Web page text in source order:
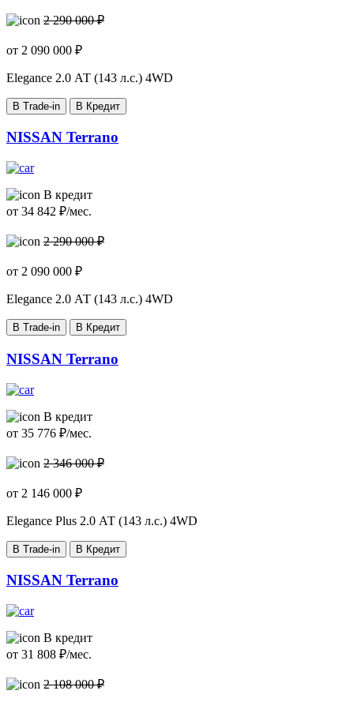
2 290 000 ₽
от 2 090 000 ₽
Elegance 2.0 АТ (143 л.с.) 4WD
В Trade-in В Кредит
NISSAN Terrano
В кредит
от 34 842 ₽/мес.
2 290 000 ₽
от 2 090 000 ₽
Elegance 2.0 АТ (143 л.с.) 4WD
В Trade-in В Кредит
NISSAN Terrano
В кредит
от 35 776 ₽/мес.
2 346 000 ₽
от 2 146 000 ₽
Elegance Plus 2.0 АТ (143 л.с.) 4WD
В Trade-in В Кредит
NISSAN Terrano
В кредит
от 31 808 ₽/мес.
2 108 000 ₽